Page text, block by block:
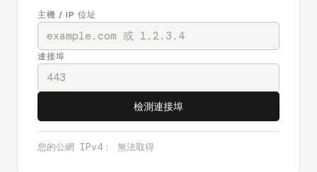
主機 / IP 位址
連接埠
檢測連接埠
您的公網 IPv4： 無法取得